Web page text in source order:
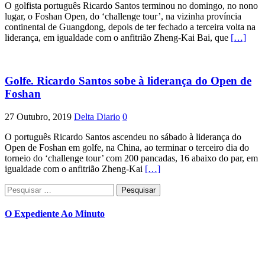
O golfista português Ricardo Santos terminou no domingo, no nono
lugar, o Foshan Open, do ‘challenge tour’, na vizinha província
continental de Guangdong, depois de ter fechado a terceira volta na
liderança, em igualdade com o anfitrião Zheng-Kai Bai, que […]
Golfe. Ricardo Santos sobe à liderança do Open de
Foshan
27 Outubro, 2019 Delta Diario 0
O português Ricardo Santos ascendeu no sábado à liderança do
Open de Foshan em golfe, na China, ao terminar o terceiro dia do
torneio do ‘challenge tour’ com 200 pancadas, 16 abaixo do par, em
igualdade com o anfitrião Zheng-Kai […]
Pesquisar
por:
O Expediente Ao Minuto